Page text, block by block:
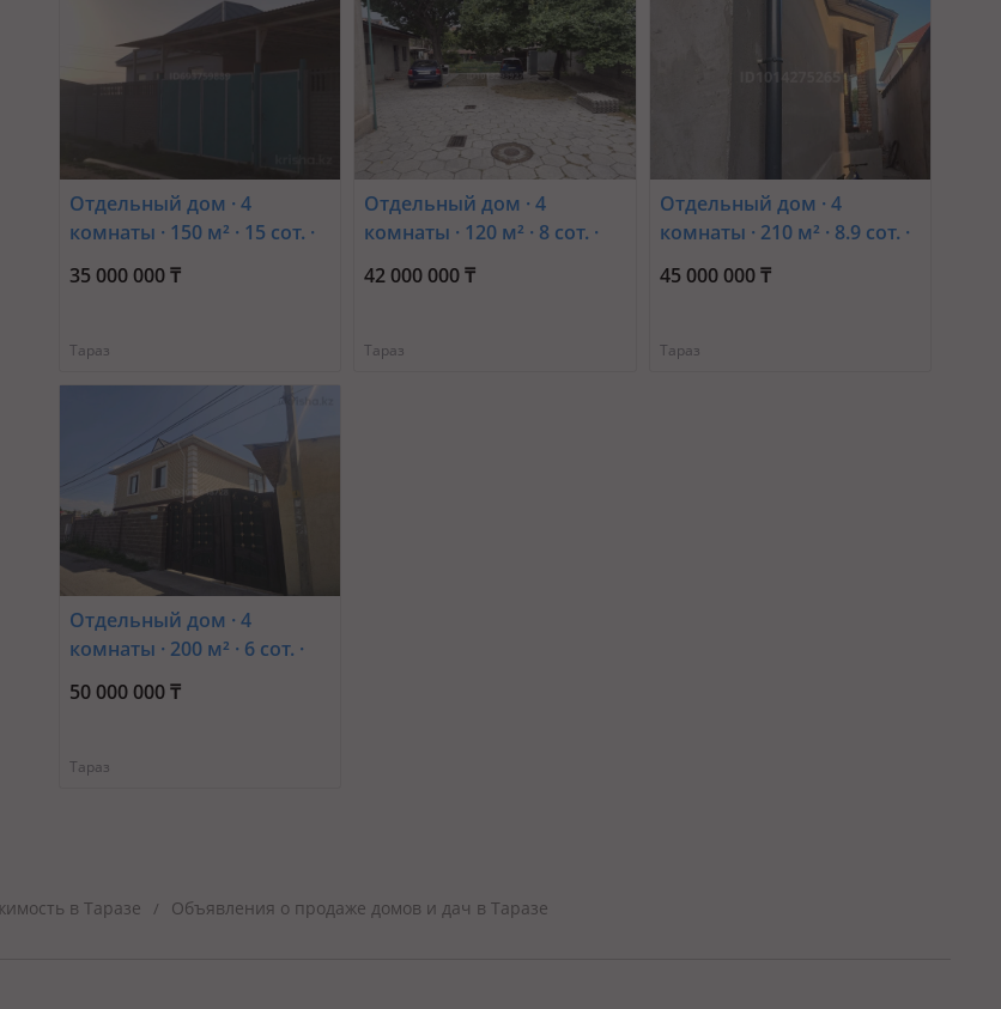
Отдельный дом · 4
комнаты · 150 м² · 15 сот. ·
Желтоксан улица
Желтоксан 90в — Район
Турксиб
35 000 000 ₸
Тараз
Отдельный дом · 4
комнаты · 120 м² · 8 сот. ·
Касымбекова 23 —
проспект жамбыла -
42 000 000 ₸
Тараз
Отдельный дом · 4
комнаты · 210 м² · 8.9 сот. ·
мкр Аулие-Ата, 1пер
Бөлтірік шешен 34 — В
45 000 000 ₸
Тараз
Отдельный дом · 4
комнаты · 200 м² · 6 сот. ·
Есен Утеулиева 19а — Дос-
Нар Гранд Базар
50 000 000 ₸
Тараз
в Таразе / Объявления о продаже домов и дач в Таразе